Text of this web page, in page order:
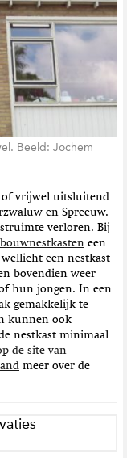
Beeld: Jochem
of vrijwel uitsluitend
en Spreeuw.
verloren. Bij
een
een nestkast
bovendien weer
hun jongen. In een
gemakkelijk te
kunnen ook
nestkast minimaal
de site van
meer over de